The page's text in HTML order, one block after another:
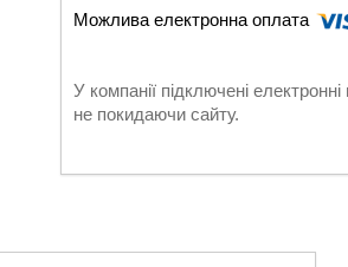
У компанії підключені
не покидаючи сайту.